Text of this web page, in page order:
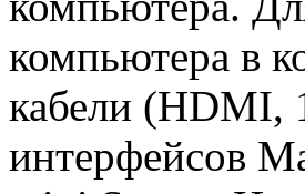
компьютера в
кабели (HDMI,
интерфейсов